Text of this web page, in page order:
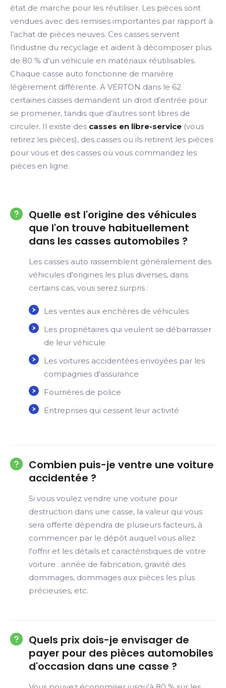
état de marche pour les réutiliser. Les pièces sont
vendues avec des remises importantes par rapport à
l’achat de pièces neuves. Ces casses servent
l’industrie du recyclage et aident à décomposer plus
de 80 % d’un véhicule en matériaux réutilisables.
Chaque casse auto fonctionne de manière
légèrement différente. A VERTON dans le 62
certaines casses demandent un droit d’entrée pour
se promener, tandis que d’autres sont libres de
circuler. Il existe des casses en libre-service (vous
retirez les pièces), des casses ou ils retirent les pièces
pour vous et des casses où vous commandez les
pièces en ligne.
Quelle est l'origine des véhicules
que l'on trouve habituellement
dans les casses automobiles ?
Les casses auto rassemblent généralement des
véhicules d'origines les plus diverses, dans
certains cas, vous serez surpris :
Les ventes aux enchères de véhicules
Les propriétaires qui veulent se débarrasser
de leur véhicule
Les voitures accidentées envoyées par les
compagnies d'assurance
Fourrières de police
Entreprises qui cessent leur activité
Combien puis-je ventre une voiture
accidentée ?
Si vous voulez vendre une voiture pour
destruction dans une casse, la valeur qui vous
sera offerte dépendra de plusieurs facteurs, à
commencer par le dépôt auquel vous allez
l'offrir et les détails et caractéristiques de votre
voiture : année de fabrication, gravité des
dommages, dommages aux pièces les plus
précieuses, etc.
Quels prix dois-je envisager de
payer pour des pièces automobiles
d'occasion dans une casse ?